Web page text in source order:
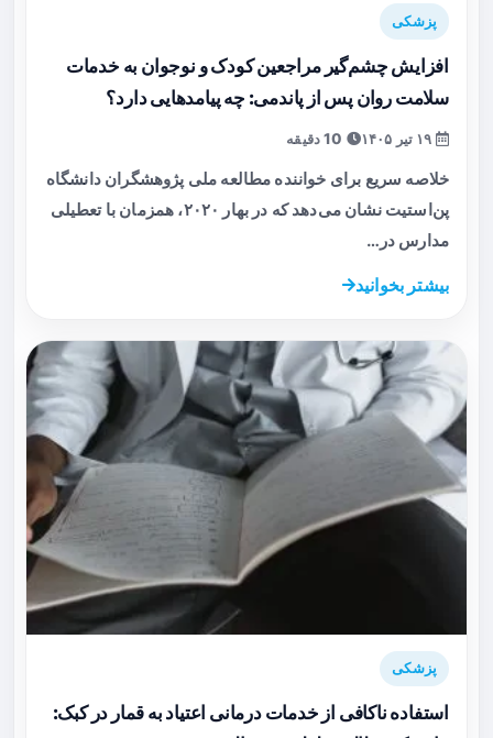
پزشکی
افزایش چشم‌گیر مراجعین کودک و نوجوان به خدمات
سلامت روان پس از پاندمی: چه پیامدهایی دارد؟
خلاصه سریع برای خواننده مطالعه ملی پژوهشگران دانشگاه
پن‌استیت نشان می‌دهد که در بهار ۲۰۲۰، همزمان با تعطیلی
مدارس در…
بیشتر بخوانید
پزشکی
استفاده ناکافی از خدمات درمانی اعتیاد به قمار در کبک: